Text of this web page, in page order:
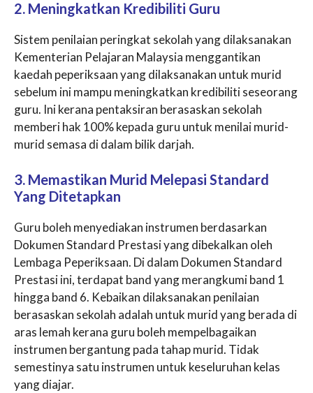
2. Meningkatkan Kredibiliti Guru
Sistem penilaian peringkat sekolah yang dilaksanakan
Kementerian Pelajaran Malaysia menggantikan
kaedah peperiksaan yang dilaksanakan untuk murid
sebelum ini mampu meningkatkan kredibiliti seseorang
guru. Ini kerana pentaksiran berasaskan sekolah
memberi hak 100% kepada guru untuk menilai murid-
murid semasa di dalam bilik darjah.
3. Memastikan Murid Melepasi Standard
Yang Ditetapkan
Guru boleh menyediakan instrumen berdasarkan
Dokumen Standard Prestasi yang dibekalkan oleh
Lembaga Peperiksaan. Di dalam Dokumen Standard
Prestasi ini, terdapat band yang merangkumi band 1
hingga band 6. Kebaikan dilaksanakan penilaian
berasaskan sekolah adalah untuk murid yang berada di
aras lemah kerana guru boleh mempelbagaikan
instrumen bergantung pada tahap murid. Tidak
semestinya satu instrumen untuk keseluruhan kelas
yang diajar.